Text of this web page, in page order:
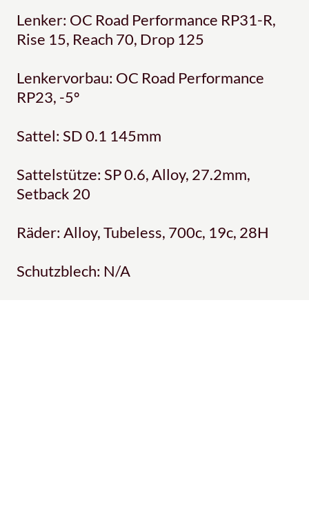
Lenker: OC Road Performance RP31-R,
Rise 15, Reach 70, Drop 125
Lenkervorbau: OC Road Performance
RP23, -5º
Sattel: SD 0.1 145mm
Sattelstütze: SP 0.6, Alloy, 27.2mm,
Setback 20
Räder: Alloy, Tubeless, 700c, 19c, 28H
Schutzblech: N/A